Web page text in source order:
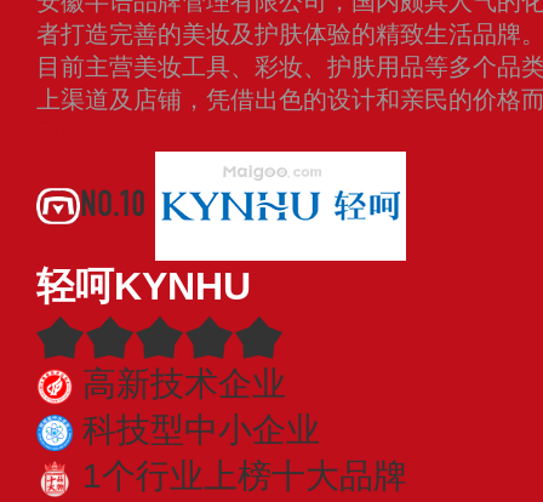
者打造完善的美妆及护肤体验的精致生活品牌
目前主营美妆工具、彩妆、护肤用品等多个品
上渠道及店铺，凭借出色的设计和亲民的价格
NO.10
轻呵KYNHU
高新技术企业
科技型中小企业
1个行业上榜十大品牌